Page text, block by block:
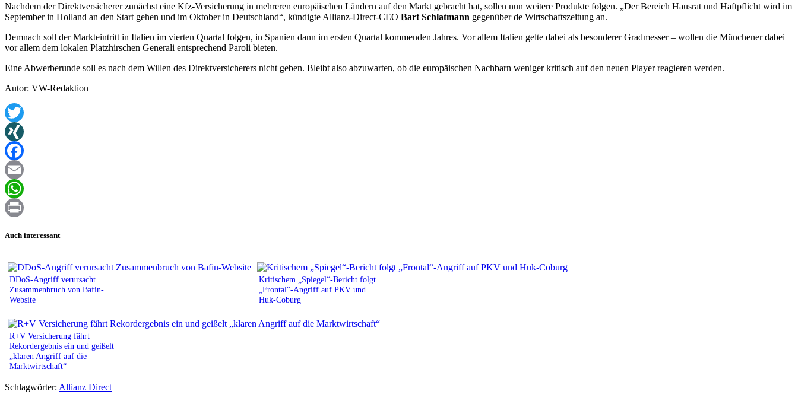
Nachdem der Direktversicherer zunächst eine Kfz-Versicherung in mehreren europäischen Ländern auf den Markt gebracht hat, sollen nun weitere Produkte folgen. „Der Bereich Hausrat und Haftpflicht wird im
September in Holland an den Start gehen und im Oktober in Deutschland“, kündigte Allianz-Direct-CEO Bart Schlatmann gegenüber de Wirtschaftszeitung an.
Demnach soll der Markteintritt in Italien im vierten Quartal folgen, in Spanien dann im ersten Quartal kommenden Jahres. Vor allem Italien gelte dabei als besonderer Gradmesser – wollen die Münchener dabei
vor allem dem lokalen Platzhirschen Generali entsprechend Paroli bieten.
Eine Abwerberunde soll es nach dem Willen des Direktversicherers nicht geben. Bleibt also abzuwarten, ob die europäischen Nachbarn weniger kritisch auf den neuen Player reagieren werden.
Autor: VW-Redaktion
Twitter
XING
Facebook
Email
WhatsApp
Auch interessant
DDoS-Angriff verursacht
Zusammenbruch von Bafin-
Website
Kritischem „Spiegel“-Bericht folgt
„Frontal“-Angriff auf PKV und
Huk-Coburg
R+V Versicherung fährt
Rekordergebnis ein und geißelt
„klaren Angriff auf die
Marktwirtschaft“
Schlagwörter: Allianz Direct